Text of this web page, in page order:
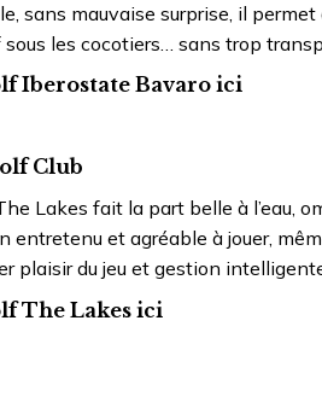
sans mauvaise surprise, il
sous les cocotiers… sans trop
Iberostate Bavaro ici
Club
Lakes fait la part belle à
entretenu et agréable à jouer,
plaisir du jeu et gestion
The Lakes ici